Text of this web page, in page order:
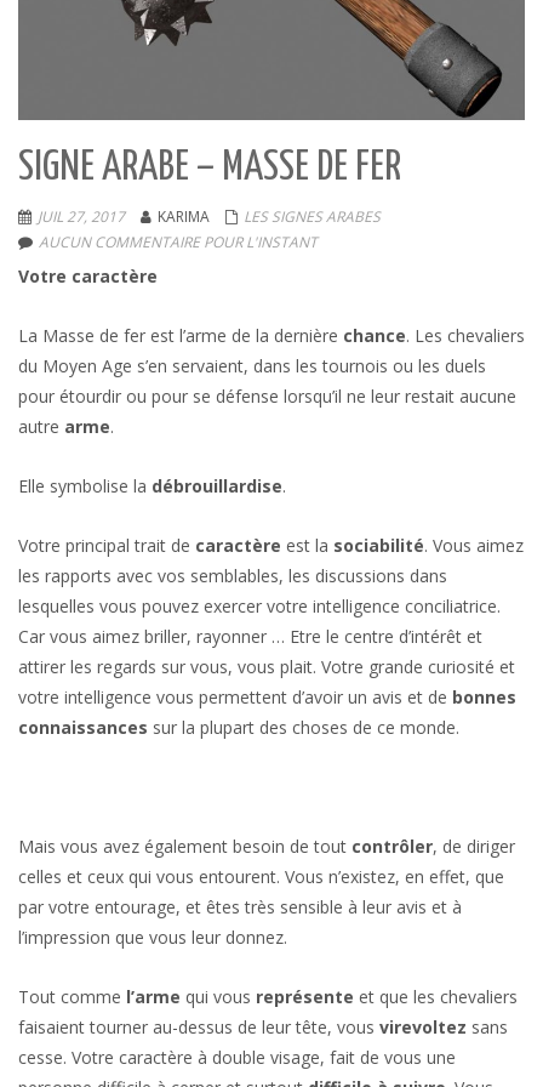
SIGNE ARABE – MASSE DE FER
JUIL 27, 2017 KARIMA
LES SIGNES ARABES
AUCUN COMMENTAIRE POUR L'INSTANT
Votre caractère
La Masse de fer est l’arme de la dernière chance. Les chevaliers
du Moyen Age s’en servaient, dans les tournois ou les duels
pour étourdir ou pour se défense lorsqu’il ne leur restait aucune
autre arme.
Elle symbolise la débrouillardise.
Votre principal trait de caractère est la sociabilité. Vous aimez
les rapports avec vos semblables, les discussions dans
lesquelles vous pouvez exercer votre intelligence conciliatrice.
Car vous aimez briller, rayonner … Etre le centre d’intérêt et
attirer les regards sur vous, vous plait. Votre grande curiosité et
votre intelligence vous permettent d’avoir un avis et de bonnes
connaissances sur la plupart des choses de ce monde.
Mais vous avez également besoin de tout contrôler, de diriger
celles et ceux qui vous entourent. Vous n’existez, en effet, que
par votre entourage, et êtes très sensible à leur avis et à
l’impression que vous leur donnez.
Tout comme l’arme qui vous représente et que les chevaliers
faisaient tourner au-dessus de leur tête, vous virevoltez sans
cesse. Votre caractère à double visage, fait de vous une